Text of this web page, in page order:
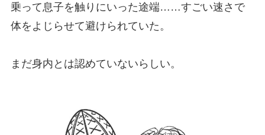
乗って息子を触りにいった途端……すごい速さで
体をよじらせて避けられていた。
まだ身内とは認めていないらしい。